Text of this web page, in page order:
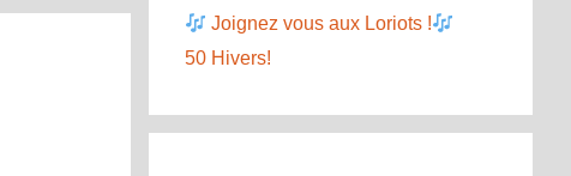
Joignez vous aux Loriots !
50 Hivers!